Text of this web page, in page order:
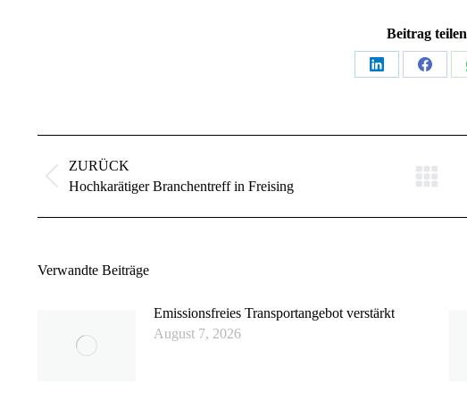
Beitrag teilen
Teilen
Teilen
ZURÜCK
Vorheriger
Hochkarätiger Branchentreff in Freising
Verwandte Beiträge
Emissionsfreies Transportangebot verstärkt
August 7, 2026